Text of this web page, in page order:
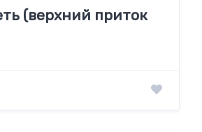
(верхний приток